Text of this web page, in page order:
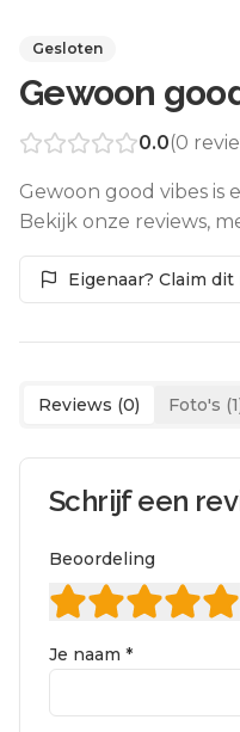
Gesloten
Gewoon
0.0(0
Gewoon good vibes is
Bekijk onze reviews,
Eigenaar? Claim
Reviews (0) Foto's (1
Schrijf een
Beoordeling
Je naam *